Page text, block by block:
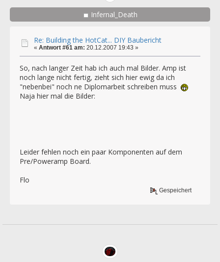
Infernal_Death
Re: Building the HotCat... DIY Baubericht
« Antwort #61 am: 20.12.2007 19:43 »
So, nach langer Zeit hab ich auch mal Bilder. Amp ist
noch lange nicht fertig, zieht sich hier ewig da ich
"nebenbei" noch ne Diplomarbeit schreiben muss
Naja hier mal die Bilder:
Leider fehlen noch ein paar Komponenten auf dem
Pre/Poweramp Board.
Flo
Gespeichert